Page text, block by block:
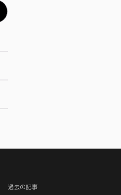
過去の記事